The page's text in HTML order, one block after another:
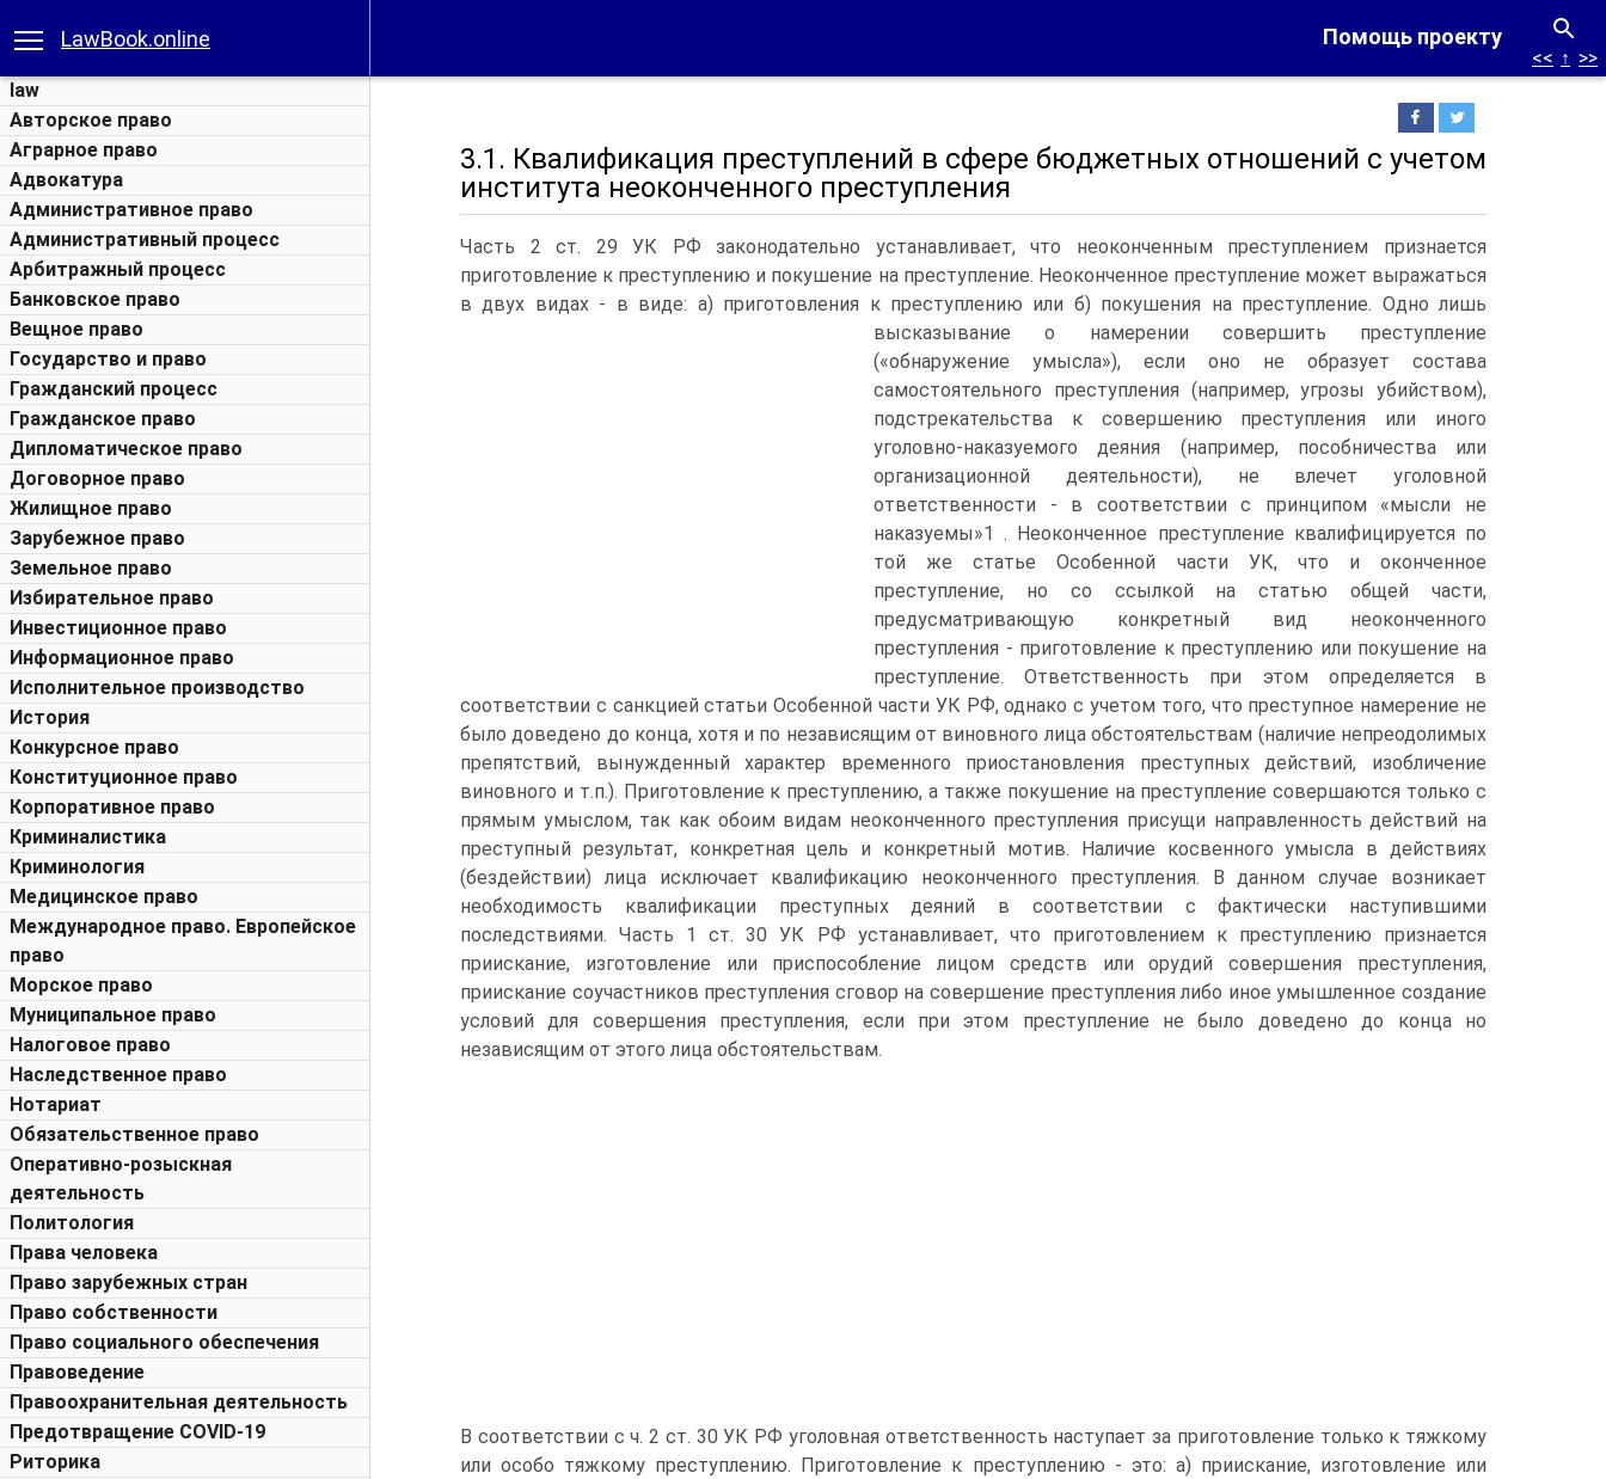
Помощь проекту
LawBook.online
law
Авторское право
Аграрное право
Адвокатура
Административное право
Административный процесс
Арбитражный процесс
Банковское право
Вещное право
Государство и право
Гражданский процесс
Гражданское право
Дипломатическое право
Договорное право
Жилищное право
Зарубежное право
Земельное право
Избирательное право
Инвестиционное право
Информационное право
Исполнительное производство
История
Конкурсное право
Конституционное право
Корпоративное право
Криминалистика
Криминология
Медицинское право
Международное право. Европейское
право
Морское право
Муниципальное право
Налоговое право
Наследственное право
Нотариат
Обязательственное право
Оперативно-розыскная
деятельность
Политология
Права человека
Право зарубежных стран
Право собственности
Право социального обеспечения
Правоведение
Правоохранительная деятельность
Предотвращение COVID-19
Риторика
<< ↑ >>
3.1. Квалификация преступлений в сфере бюджетных отношений с учетом
института неоконченного преступления
Часть 2 ст. 29 УК РФ законодательно устанавливает, что неоконченным преступлением признается
приготовление к преступлению и покушение на преступление. Неоконченное преступление может выражаться
в двух видах - в виде: а) приготовления к преступлению или б) покушения на преступление. Одно лишь
высказывание о намерении совершить преступление
(«обнаружение умысла»), если оно не образует состава
самостоятельного преступления (например, угрозы убийством),
подстрекательства к совершению преступления или иного
уголовно-наказуемого деяния (например, пособничества или
организационной деятельности), не влечет уголовной
ответственности - в соответствии с принципом «мысли не
наказуемы»1 . Неоконченное преступление квалифицируется по
той же статье Особенной части УК, что и оконченное
преступление, но со ссылкой на статью общей части,
предусматривающую конкретный вид неоконченного
преступления - приготовление к преступлению или покушение на
преступление. Ответственность при этом определяется в
соответствии с санкцией статьи Особенной части УК РФ, однако с учетом того, что преступное намерение не
было доведено до конца, хотя и по независящим от виновного лица обстоятельствам (наличие непреодолимых
препятствий, вынужденный характер временного приостановления преступных действий, изобличение
виновного и т.п.). Приготовление к преступлению, а также покушение на преступление совершаются только с
прямым умыслом, так как обоим видам неоконченного преступления присущи направленность действий на
преступный результат, конкретная цель и конкретный мотив. Наличие косвенного умысла в действиях
(бездействии) лица исключает квалификацию неоконченного преступления. В данном случае возникает
необходимость квалификации преступных деяний в соответствии с фактически наступившими
последствиями. Часть 1 ст. 30 УК РФ устанавливает, что приготовлением к преступлению признается
приискание, изготовление или приспособление лицом средств или орудий совершения преступления,
приискание соучастников преступления сговор на совершение преступления либо иное умышленное создание
условий для совершения преступления, если при этом преступление не было доведено до конца но
независящим от этого лица обстоятельствам.
В соответствии с ч. 2 ст. 30 УК РФ уголовная ответственность наступает за приготовление только к тяжкому
или особо тяжкому преступлению. Приготовление к преступлению - это: а) приискание, изготовление или